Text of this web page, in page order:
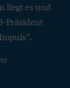
liegt es und
Präsident